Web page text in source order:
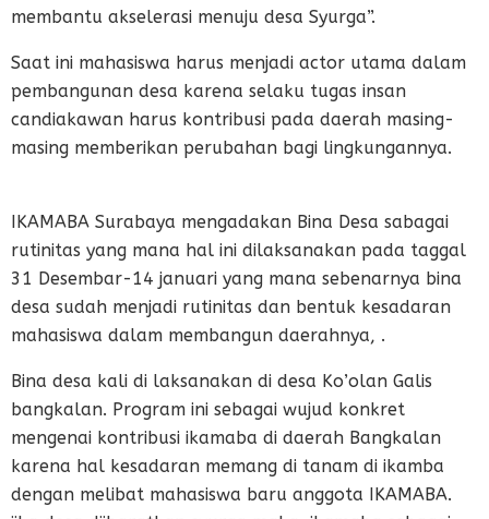
membantu akselerasi menuju desa Syurga”.
Saat ini mahasiswa harus menjadi actor utama dalam
pembangunan desa karena selaku tugas insan
candiakawan harus kontribusi pada daerah masing-
masing memberikan perubahan bagi lingkungannya.
IKAMABA Surabaya mengadakan Bina Desa sabagai
rutinitas yang mana hal ini dilaksanakan pada taggal
31 Desembar-14 januari yang mana sebenarnya bina
desa sudah menjadi rutinitas dan bentuk kesadaran
mahasiswa dalam membangun daerahnya, .
Bina desa kali di laksanakan di desa Ko’olan Galis
bangkalan. Program ini sebagai wujud konkret
mengenai kontribusi ikamaba di daerah Bangkalan
karena hal kesadaran memang di tanam di ikamba
dengan melibat mahasiswa baru anggota IKAMABA.